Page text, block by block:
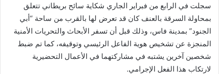
سجلت في الرابع من فبراير الجاري شكاية سائح بريطاني تتعلق
بمحاولة السرقة بالعنف كان قد تعرض لها بالقرب من ساحة “أبي
الجنود” بمدينة فاس، وذلك قبل أن تسفر الأبحاث والتحريات الأمنية
المنجزة عن تشخيص هوية الفاعل الرئيسي وتوقيفه، كما تم ضبط
شخصين آخرين يشتبه في مشاركتهما في الأعمال التحضيرية
لارتكاب هذا الفعل الإجرامي.